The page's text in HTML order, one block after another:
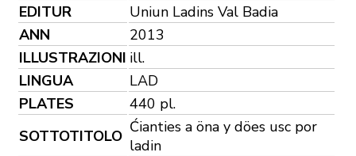
EDITUR
Uniun Ladins Val Badia
ANN
2013
ILLUSTRAZIONI ill.
LINGUA
LAD
PLATES
440 pl.
SOTTOTITOLO Ćianties a öna y döes usc por
ladin